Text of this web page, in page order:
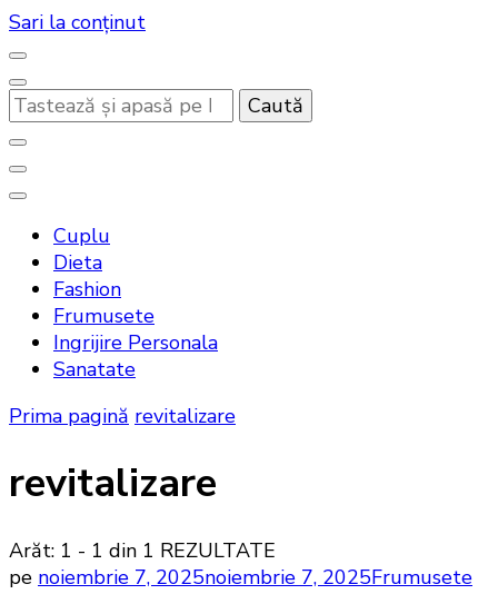
Sari la conținut
Cauți
ceva?
Bandoux
Cuplu
Dieta
Fashion
Frumusete
Ingrijire Personala
Sanatate
Prima pagină revitalizare
revitalizare
Arăt: 1 - 1 din 1 REZULTATE
pe noiembrie 7, 2025noiembrie 7, 2025Frumusete